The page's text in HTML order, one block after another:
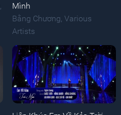
Mình
Bằng Chương Various
Artists